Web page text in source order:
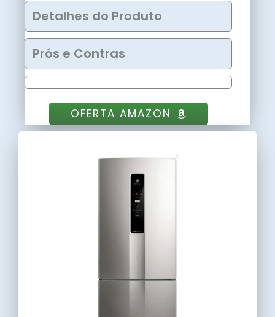
Detalhes do Produto
Prós e Contras
OFERTA AMAZON